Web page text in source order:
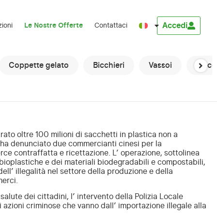
Le Nostre Offerte Contattaci Accedi
Coppette gelato Bicchieri Vassoi
oltre 100 milioni di sacchetti in plastica non a
denunciato due commercianti cinesi per la
contraffatta e ricettazione. L’ operazione, sottolinea
e dei materiali biodegradabili e compostabili,
illegalità nel settore della produzione e della
dei cittadini, l’ intervento della Polizia Locale
criminose che vanno dall’ importazione illegale alla